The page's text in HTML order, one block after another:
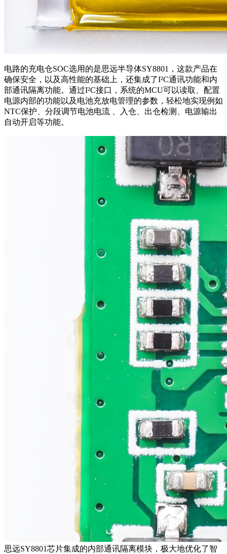
电路的充电仓SOC选用的是思远半导体SY8801，这款产品在
确保安全，以及高性能的基础上， 还集成了I²C通讯功能和内
部通讯隔离功能。通过I²C接口，系统的MCU可以读取、配置
电源内部的功能以及电池充放电管理的参数，轻松地实现例如
NTC保护、分段调节电池电流 、入仓、出仓检测、电源输出
自动开启等功能。
思远SY8801芯片集成的内部通讯隔离模块，极大地优化了智